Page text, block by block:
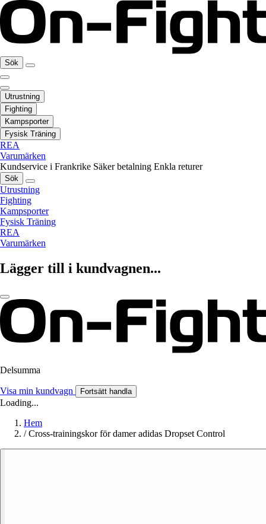
Sök
Utrustning
Fighting
Kampsporter
Fysisk Träning
REA
Varumärken
Kundservice i Frankrike Säker betalning Enkla returer
Sök
Utrustning
Fighting
Kampsporter
Fysisk Träning
REA
Varumärken
Lägger till i kundvagnen...
Delsumma
Visa min kundvagn Fortsätt handla
Loading...
Hem
/ Cross-trainingskor för damer adidas Dropset Control